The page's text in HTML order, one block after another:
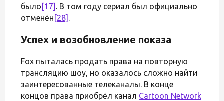
было [17] . В том году сериал был официально
отменён [28] .
Успех и возобновление показа
Fox пыталась продать права на повторную
трансляцию шоу, но оказалось сложно найти
заинтересованные телеканалы. В конце
концов права приобрёл канал Cartoon Network